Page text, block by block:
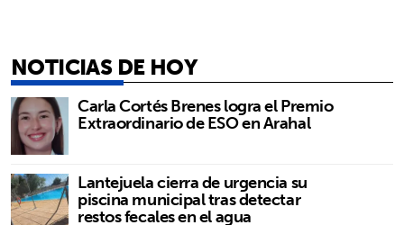
NOTICIAS DE HOY
Carla Cortés Brenes logra el Premio
Extraordinario de ESO en Arahal
Lantejuela cierra de urgencia su
piscina municipal tras detectar
restos fecales en el agua